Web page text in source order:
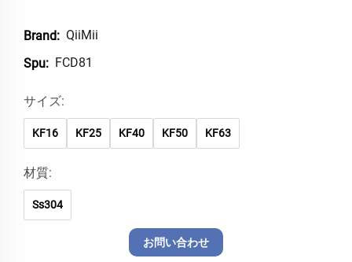
Brand: QiiMii
Spu: FCD81
サイズ:
KF16 KF25 KF40 KF50 KF63
材質:
Ss304
お問い合わせ